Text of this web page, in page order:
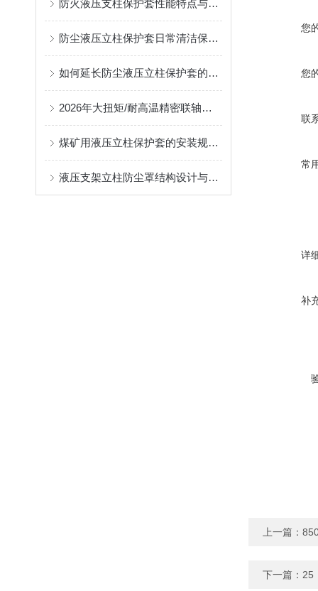
防火液压支柱保护套性能特点与阻燃防护应用
防尘液压立柱保护套日常清洁保养与更换规范
如何延长防尘液压立柱保护套的使用寿命？
2026年大扭矩/耐高温精密联轴器定制找哪家？能实现精准定制的优质厂家盘点
煤矿用液压立柱保护套的安装规范与使用寿命提升方案
液压支架立柱防尘罩结构设计与密封防护原理
您
您
联
常
详
补
上一篇：
下一篇： 25